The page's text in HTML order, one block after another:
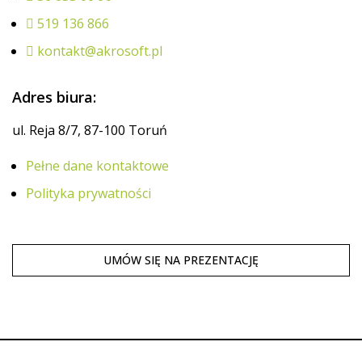
519 136 866
kontakt@akrosoft.pl
Adres biura:
ul. Reja 8/7, 87-100 Toruń
Pełne dane kontaktowe
Polityka prywatności
UMÓW SIĘ NA PREZENTACJĘ